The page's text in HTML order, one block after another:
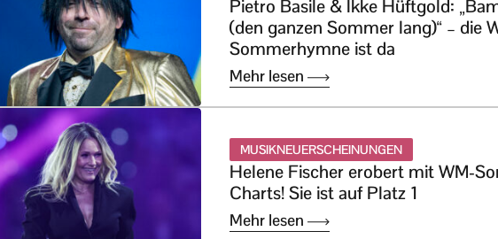
Pietro Basile & Ikke Hüftgold:
(den ganzen Sommer lang)“ – die
Sommerhymne ist da
Mehr lesen
MUSIKNEUERSCHEINUNGEN
Helene Fischer erobert mit WM-
Charts! Sie ist auf Platz 1
Mehr lesen